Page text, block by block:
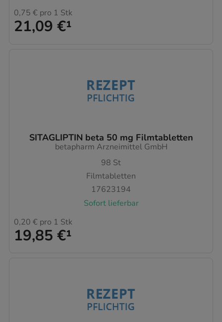
21,09 €¹
0,75 € pro 1 Stk
SITAGLIPTIN beta 50 mg Filmtabletten
betapharm Arzneimittel GmbH
98 St
Filmtabletten
17623194
Sofort lieferbar
19,85 €¹
0,20 € pro 1 Stk